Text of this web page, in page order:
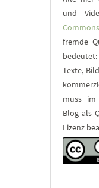
und
fremde
Texte,
muss im
Blog als
Lizenz